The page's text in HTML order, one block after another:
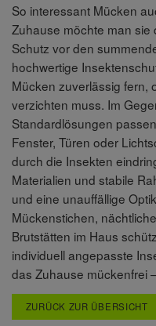
ZURÜCK ZUR ÜBERSICHT
So interessant Mücken
Zuhause möchte man
Schutz vor den
hochwertige
Mücken zuverlässig fern,
verzichten muss. Im
Standardlösungen
Fenster, Türen oder
durch die Insekten
Materialien und stabile
und eine unauffällige
Mückenstichen,
Brutstätten im Haus
individuell angepasste
das Zuhause mückenfrei